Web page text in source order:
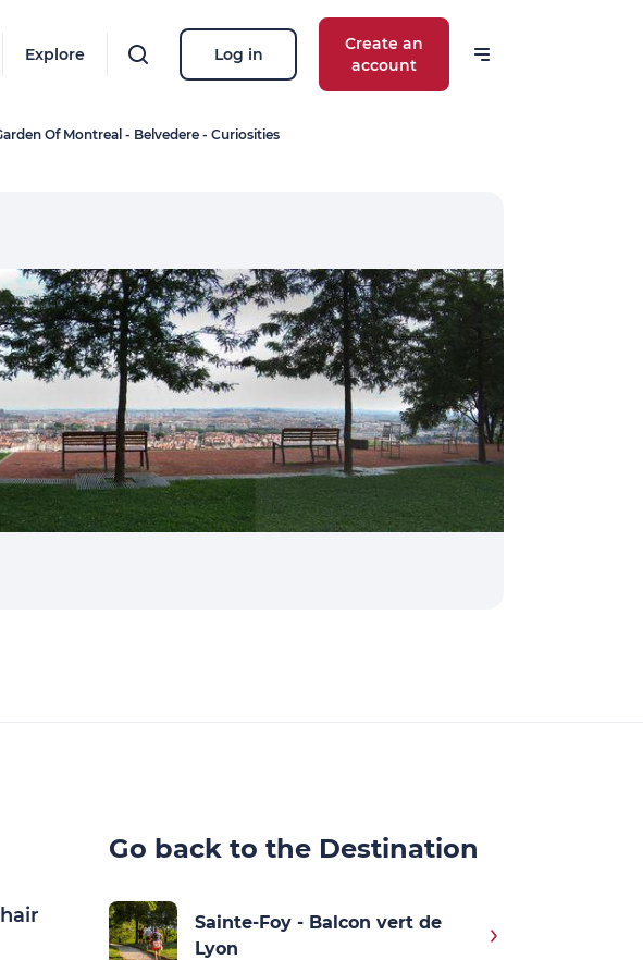
Explore Log in
Create an
account
Of Montreal - Belvedere - Curiosities
Go back to the Destination
Sainte-Foy - Balcon vert de
Lyon